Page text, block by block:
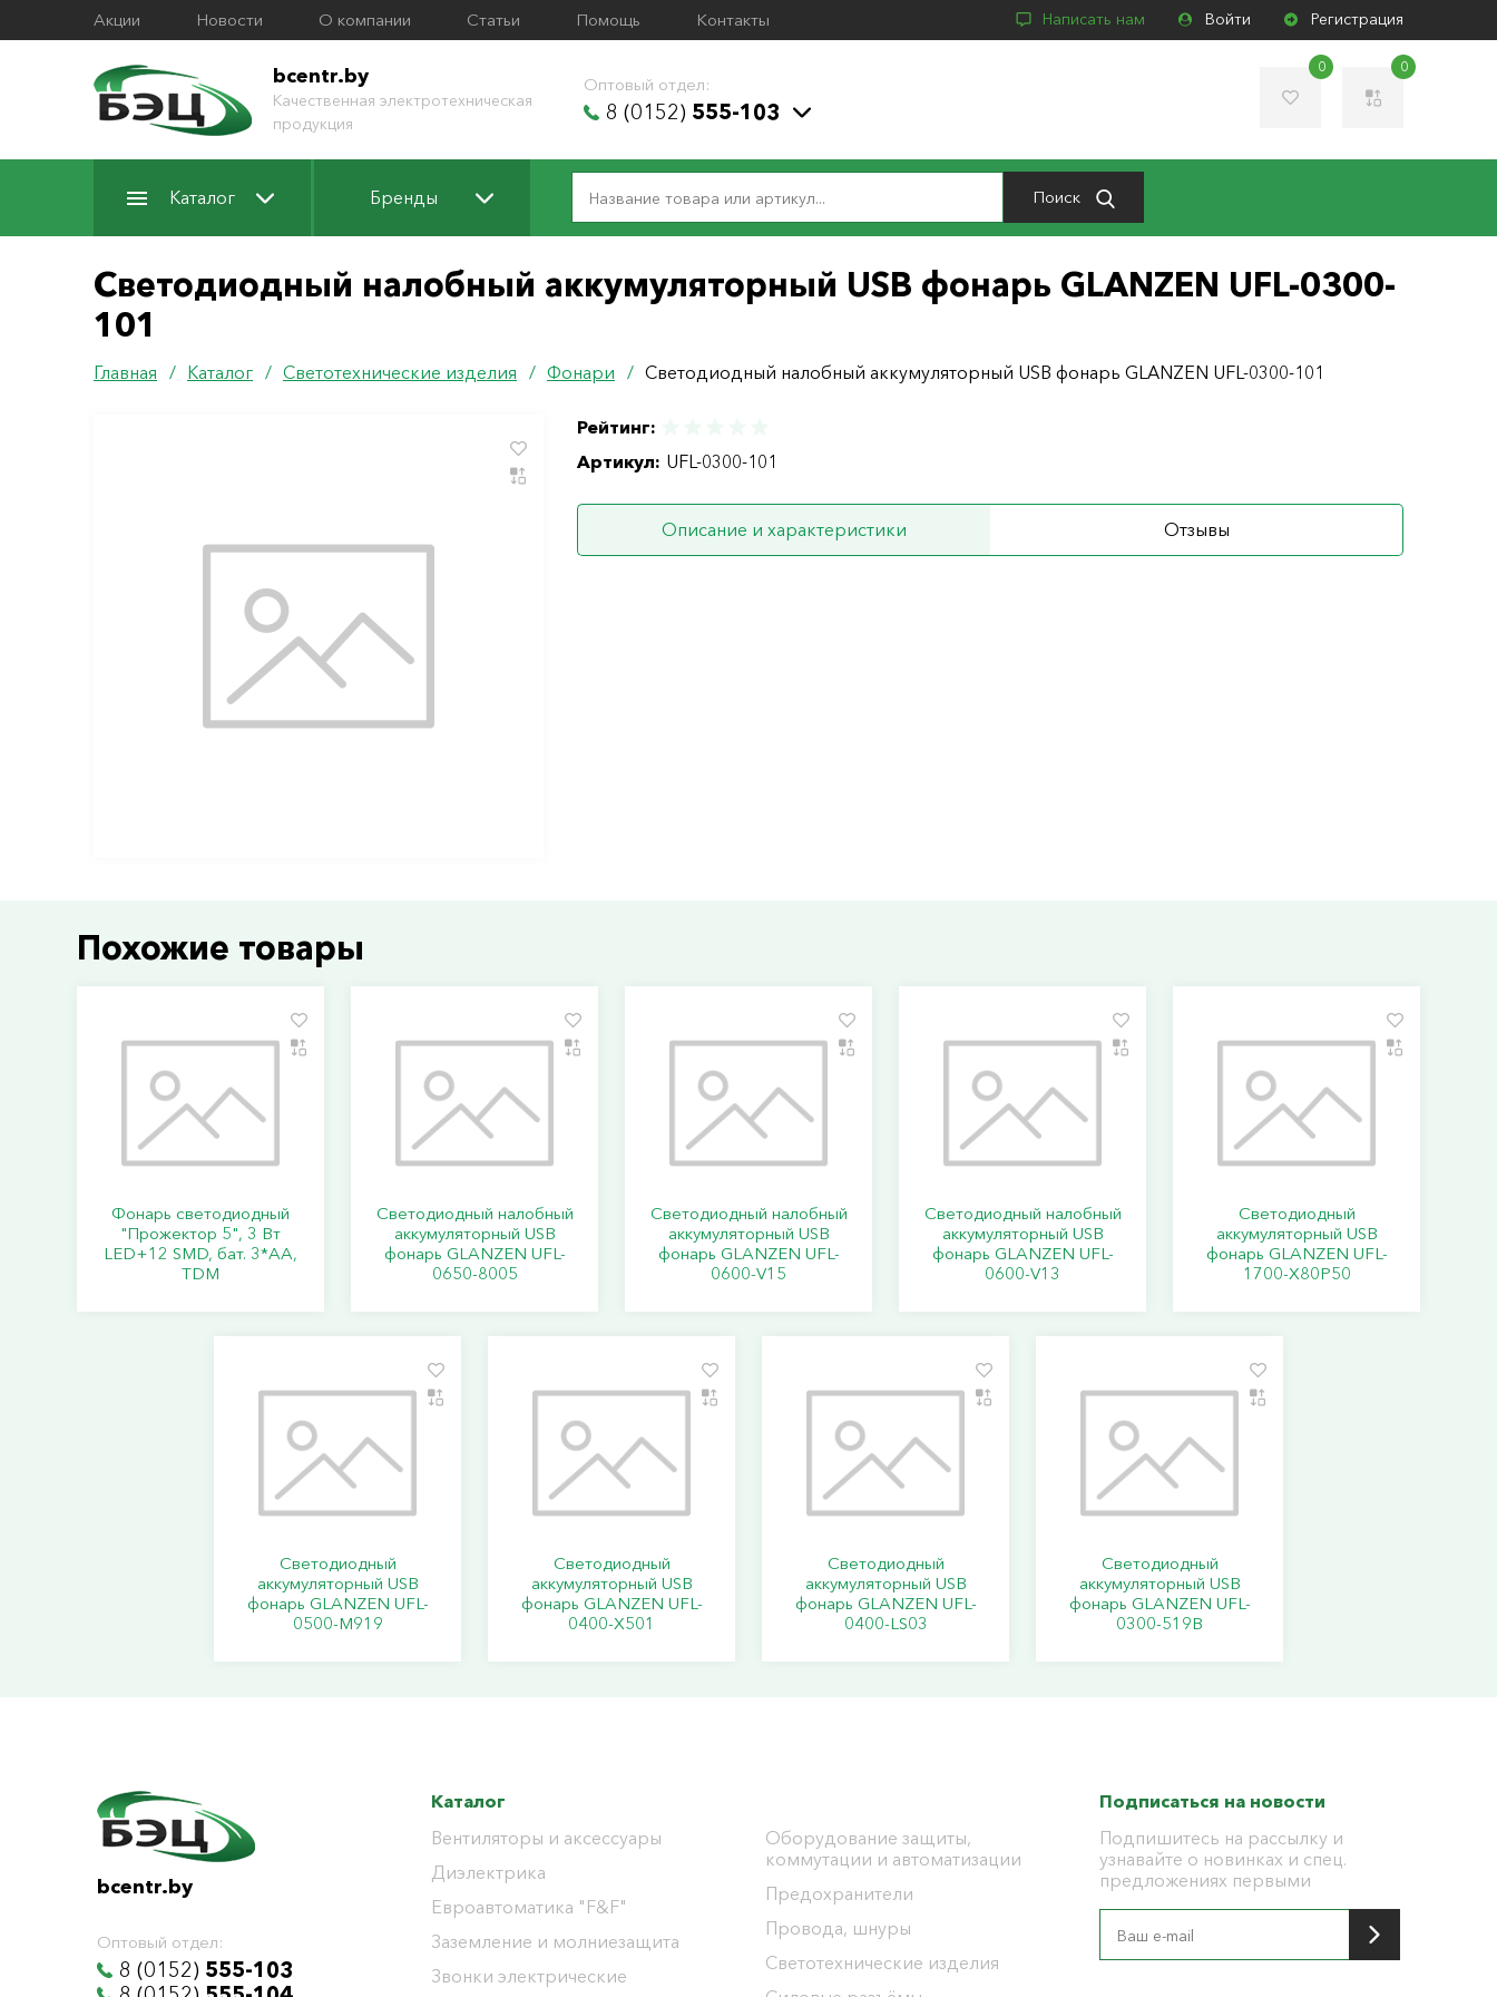
Акции Новости О компании Статьи Помощь Контакты Написать нам Войти Регистрация
bcentr.by
Качественная электротехническая
продукция
Оптовый отдел:
8 (0152) 555-103
0 0
Каталог Бренды Поиск
Светодиодный налобный аккумуляторный USB фонарь GLANZEN UFL-0300-
101
Главная / Каталог / Светотехнические изделия / Фонари / Светодиодный налобный аккумуляторный USB фонарь GLANZEN UFL-0300-101
Рейтинг:
Артикул: UFL-0300-101
Описание и характеристики Отзывы
Похожие товары
Фонарь светодиодный
"Прожектор 5", 3 Вт
LED+12 SMD, бат. 3*АА,
TDM
Светодиодный налобный
аккумуляторный USB
фонарь GLANZEN UFL-
0650-8005
Светодиодный налобный
аккумуляторный USB
фонарь GLANZEN UFL-
0600-V15
Светодиодный налобный
аккумуляторный USB
фонарь GLANZEN UFL-
0600-V13
Светодиодный
аккумуляторный USB
фонарь GLANZEN UFL-
1700-X80P50
Светодиодный
аккумуляторный USB
фонарь GLANZEN UFL-
0500-M919
Светодиодный
аккумуляторный USB
фонарь GLANZEN UFL-
0400-X501
Светодиодный
аккумуляторный USB
фонарь GLANZEN UFL-
0400-LS03
Светодиодный
аккумуляторный USB
фонарь GLANZEN UFL-
0300-519B
bcentr.by
Оптовый отдел:
8 (0152) 555-103
Каталог
Вентиляторы и аксессуары
Диэлектрика
Евроавтоматика "F&F"
Заземление и молниезащита
Звонки электрические
Оборудование защиты,
коммутации и автоматизации
Предохранители
Провода, шнуры
Светотехнические изделия
Подписаться на новости
Подпишитесь на рассылку и
узнавайте о новинках и спец.
предложениях первыми